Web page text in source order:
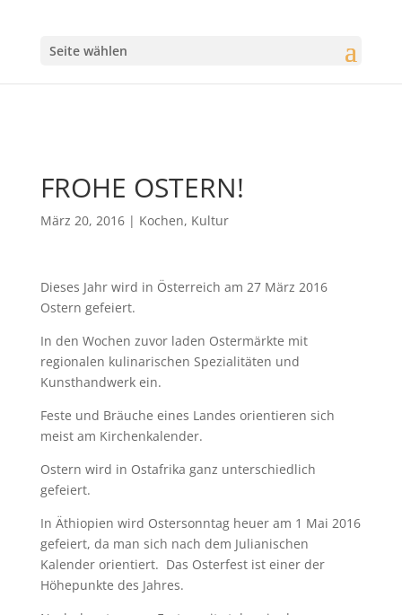
Seite wählen
FROHE OSTERN!
März 20, 2016| Kochen, Kultur
Dieses Jahr wird in Österreich am 27 März 2016
Ostern gefeiert.
In den Wochen zuvor laden Ostermärkte mit
regionalen kulinarischen Spezialitäten und
Kunsthandwerk ein.
Feste und Bräuche eines Landes orientieren sich
meist am Kirchenkalender.
Ostern wird in Ostafrika ganz unterschiedlich
gefeiert.
In Äthiopien wird Ostersonntag heuer am 1 Mai 2016
gefeiert, da man sich nach dem Julianischen
Kalender orientiert. Das Osterfest ist einer der
Höhepunkte des Jahres.